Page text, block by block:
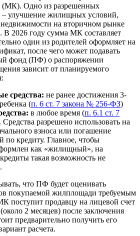
(МК). Одно из разрешенных
– улучшение жилищных условий,
на вторичном рынке
В 2026 году сумма МК составляет
один из родителей оформляет на
после чего может подавать
фонд (ПФ) о распоряжении
зависит от планируемого
средства: не ранее достижения 3-
(п. 6 ст. 7 закона № 256-ФЗ)
в любое время (п. 6.1 ст. 7
Средства разрешено использовать на
взноса или погашение
по кредиту. Главное, чтобы
как «жилищный», на
такая возможность не
что ПФ будет оценивать
покупаемой жилплощади требуемым
поступит продавцу на лицевой счет
2 месяцев) после заключения
предварительно получить его
расчета.